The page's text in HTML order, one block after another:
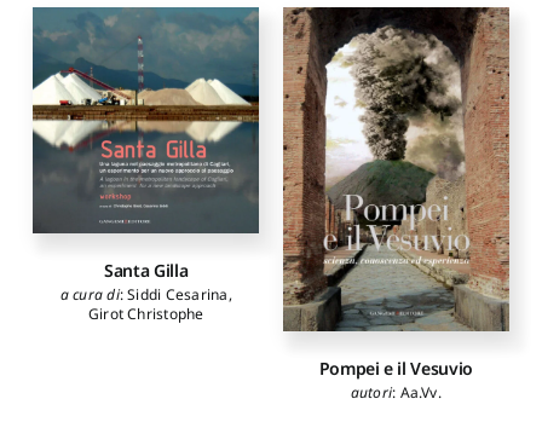
Fiorino Donatella,
Giannattasio Caterina,
Vacca Giuseppina,Peluso
Salvatore,Sanna Antonello,
Monti Carlo,Gambino
Roberto,Atzeni Carlo,
Peghin Giorgio,Meloni Italo,
Zoppi Corrado,Corti Enrico,
Donadieu Pierre,Nicotera
Maria Ippolita Cannavò
Paola,Meloni Benedetto,
Carboni Stefano,Kipar
Andreas,Siddi Cesarina
Santa Gilla
a cura di:Siddi Cesarina,
Girot Christophe
Pompei e il Vesuvio
autori: Aa.Vv.